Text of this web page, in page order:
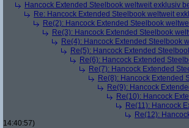
Hancock Extended Steelbook weltweit exklusiv
Re: Hancock Extended Steelbook weltweit
Re(2): Hancock Extended Steelbook
Re(3): Hancock Extended Steelbook
Re(4): Hancock Extended Steelbook
Re(5): Hancock Extended
Re(6): Hancock Extended
Re(7): Hancock Extended
Re(8): Hancock Extended
Re(9): Hancock
Re(10): Hancock
Re(11): Hancock
Re(12):
14:40:57)